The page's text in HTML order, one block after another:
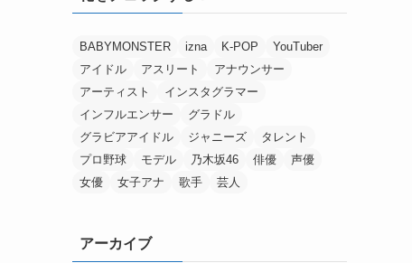
BABYMONSTER izna K-POP
YouTuber
アイドル
アスリート
アナウンサー
アーティスト
インスタグラマー
インフルエンサー
グラドル
グラビアアイドル
ジャニーズ
タレント
プロ野球
モデル 乃木坂46 俳優
声優
女優
女子アナ 歌手 芸人
アーカイブ